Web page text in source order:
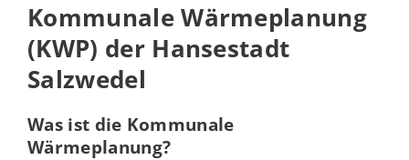
Kommunale Wärmeplanung
(KWP) der Hansestadt
Salzwedel
Was ist die Kommunale
Wärmeplanung?